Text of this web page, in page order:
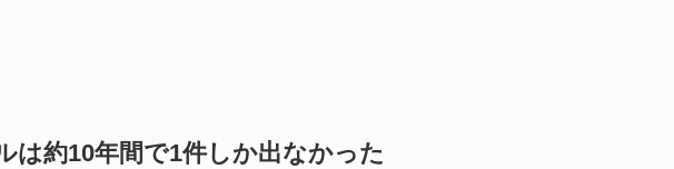
は約10年間で1件しか出なかった